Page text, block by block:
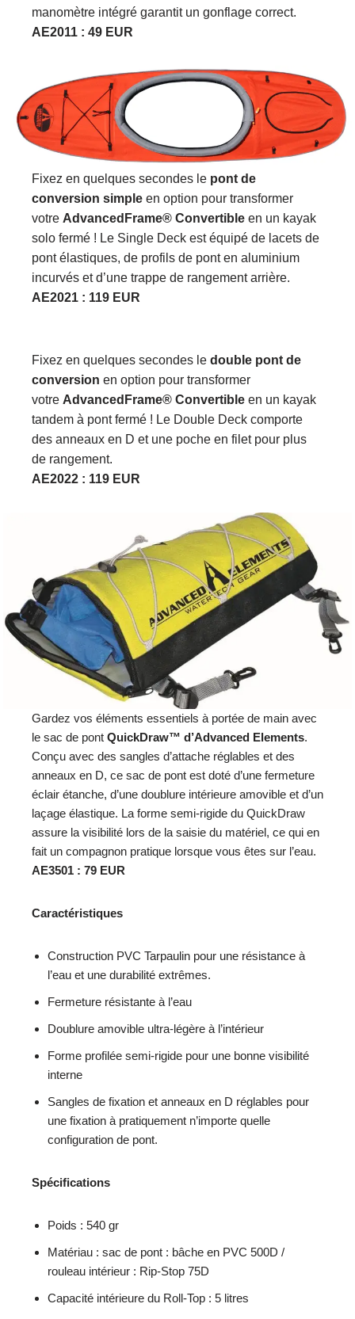
manomètre intégré garantit un gonflage correct.
AE2011 : 49 EUR
Fixez en quelques secondes le pont de
conversion simpleen option pour transformer
votre AdvancedFrame® Convertibleen un kayak
solo fermé ! Le Single Deck est équipé de lacets de
pont élastiques, de profils de pont en aluminium
incurvés et d’une trappe de rangement arrière.
AE2021 : 119 EUR
Fixez en quelques secondes le double pont de
conversion en option pour transformer
votre AdvancedFrame® Convertibleen un kayak
tandem à pont fermé ! Le Double Deck comporte
des anneaux en D et une poche en filet pour plus
de rangement.
AE2022 : 119 EUR
Gardez vos éléments essentiels à portée de main avec
le sac de pont QuickDraw™ d’Advanced Elements.
Conçu avec des sangles d’attache réglables et des
anneaux en D, ce sac de pont est doté d’une fermeture
éclair étanche, d’une doublure intérieure amovible et d’un
laçage élastique. La forme semi-rigide du QuickDraw
assure la visibilité lors de la saisie du matériel, ce qui en
fait un compagnon pratique lorsque vous êtes sur l’eau.
AE3501 : 79 EUR
Caractéristiques
Construction PVC Tarpaulin pour une résistance à
l’eau et une durabilité extrêmes.
Fermeture résistante à l’eau
Doublure amovible ultra-légère à l’intérieur
Forme profilée semi-rigide pour une bonne visibilité
interne
Sangles de fixation et anneaux en D réglables pour
une fixation à pratiquement n’importe quelle
configuration de pont.
Spécifications
Poids : 540 gr
Matériau : sac de pont : bâche en PVC 500D /
rouleau intérieur : Rip-Stop 75D
Capacité intérieure du Roll-Top : 5 litres